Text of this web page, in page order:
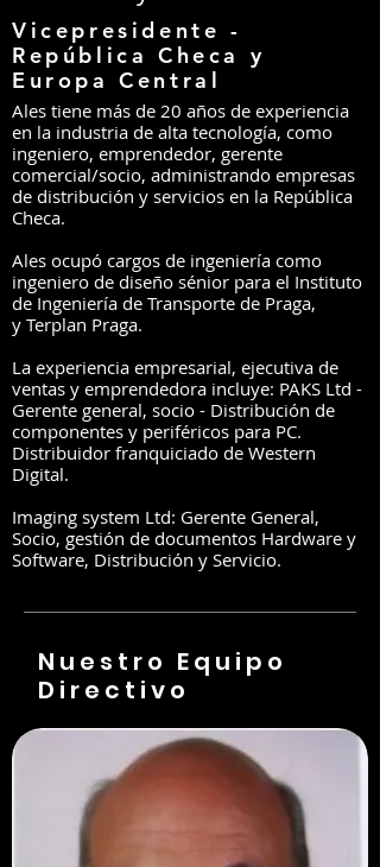
Vicepresidente -
República Checa y
Europa Central
Ales tiene más de 20 años de experiencia
en la industria de alta tecnología, como
ingeniero, emprendedor, gerente
comercial/socio, administrando empresas
de distribución y servicios en la República
Checa.
Ales ocupó cargos de ingeniería como
ingeniero de diseño sénior para el Instituto
de Ingeniería de Transporte de Praga,
y Terplan Praga.
La experiencia empresarial, ejecutiva de
ventas y emprendedora incluye: PAKS Ltd -
Gerente general, socio - Distribución de
componentes y periféricos para PC.
Distribuidor franquiciado de Western
Digital.
Imaging system Ltd: Gerente General,
Socio, gestión de documentos Hardware y
Software, Distribución y Servicio.
Nuestro Equipo
Directivo